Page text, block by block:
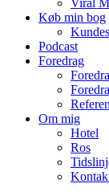
Viral
Køb min bog
Podcast
Foredrag
Om mig
Hotel
Ros